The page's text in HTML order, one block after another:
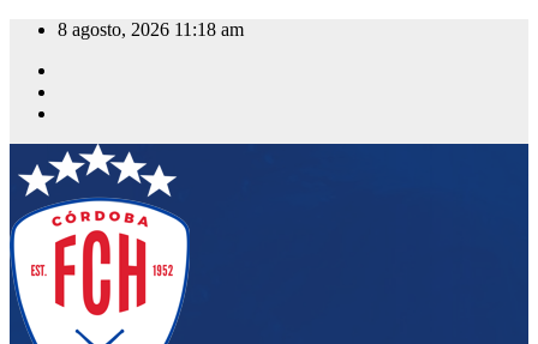
Saltar
contenido
8 agosto, 2026 11:18 am